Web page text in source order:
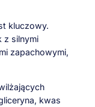
kluczowy.
z silnymi
zapachowymi,
kwas